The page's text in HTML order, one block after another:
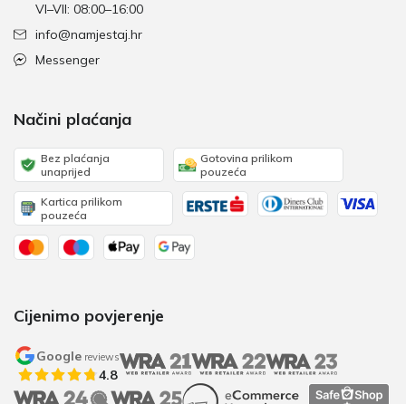
VI–VII: 08:00–16:00
info@namjestaj.hr
Messenger
Načini plaćanja
Bez plaćanja
unaprijed
Gotovina prilikom
pouzeća
Kartica prilikom
pouzeća
Cijenimo povjerenje
Google reviews
4.8